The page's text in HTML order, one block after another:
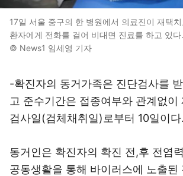
17일 서울 중구의 한 병원에서 의료진이 재택
환자에게 전화를 걸어 비대면 진료를 하고 있
© News1 임세영 기자
-확진자의 동거가족은 진단검사를
고 준수기간은 접종여부와 관계없이
검사일(검체채취일)로부터 10일이다.
동거인은 확진자의 확진 전,후 전염
공동생활을 통해 바이러스에 노출된